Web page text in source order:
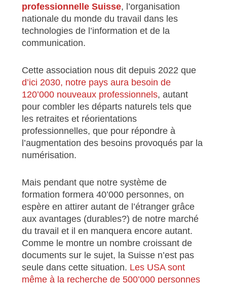
professionnelle Suisse, l’organisation
nationale du monde du travail dans les
technologies de l’information et de la
communication.
Cette association nous dit depuis 2022 que
d’ici 2030, notre pays aura besoin de
120’000 nouveaux professionnels, autant
pour combler les départs naturels tels que
les retraites et réorientations
professionnelles, que pour répondre à
l’augmentation des besoins provoqués par la
numérisation.
Mais pendant que notre système de
formation formera 40’000 personnes, on
espère en attirer autant de l’étranger grâce
aux avantages (durables?) de notre marché
du travail et il en manquera encore autant.
Comme le montre un nombre croissant de
documents sur le sujet, la Suisse n’est pas
seule dans cette situation. Les USA sont
même à la recherche de 500’000 personnes